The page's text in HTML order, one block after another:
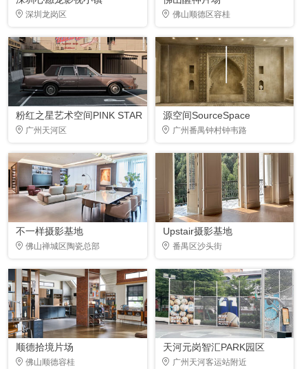
深圳龙岗区 佛山顺德区容桂
粉红之星艺术空间PINK STAR
广州天河区
源空间SourceSpace
广州番禺钟村钟韦路
不一样摄影基地
佛山禅城区陶瓷总部
Upstair摄影基地
番禺区沙头街
顺德拾境片场
佛山顺德容桂
天河元岗智汇PARK园区
广州天河客运站附近